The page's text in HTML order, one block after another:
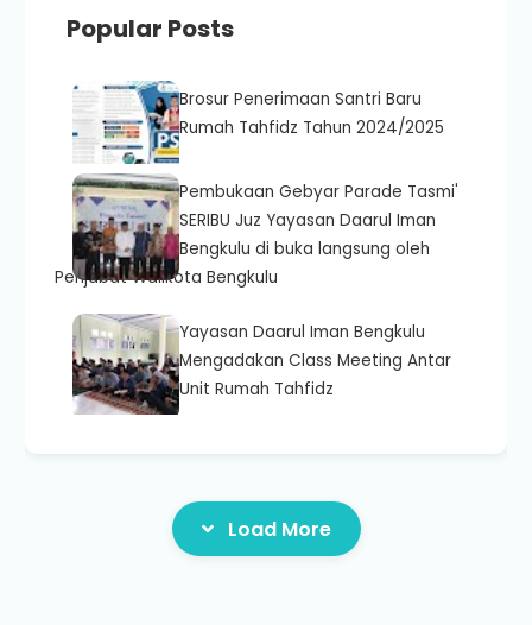
Popular Posts
Brosur Penerimaan Santri Baru
Rumah Tahfidz Tahun 2024/2025
Pembukaan Gebyar Parade Tasmi'
SERIBU Juz Yayasan Daarul Iman
Bengkulu di buka langsung oleh
Penjabat Walikota Bengkulu
Yayasan Daarul Iman Bengkulu
Mengadakan Class Meeting Antar
Unit Rumah Tahfidz
Load More